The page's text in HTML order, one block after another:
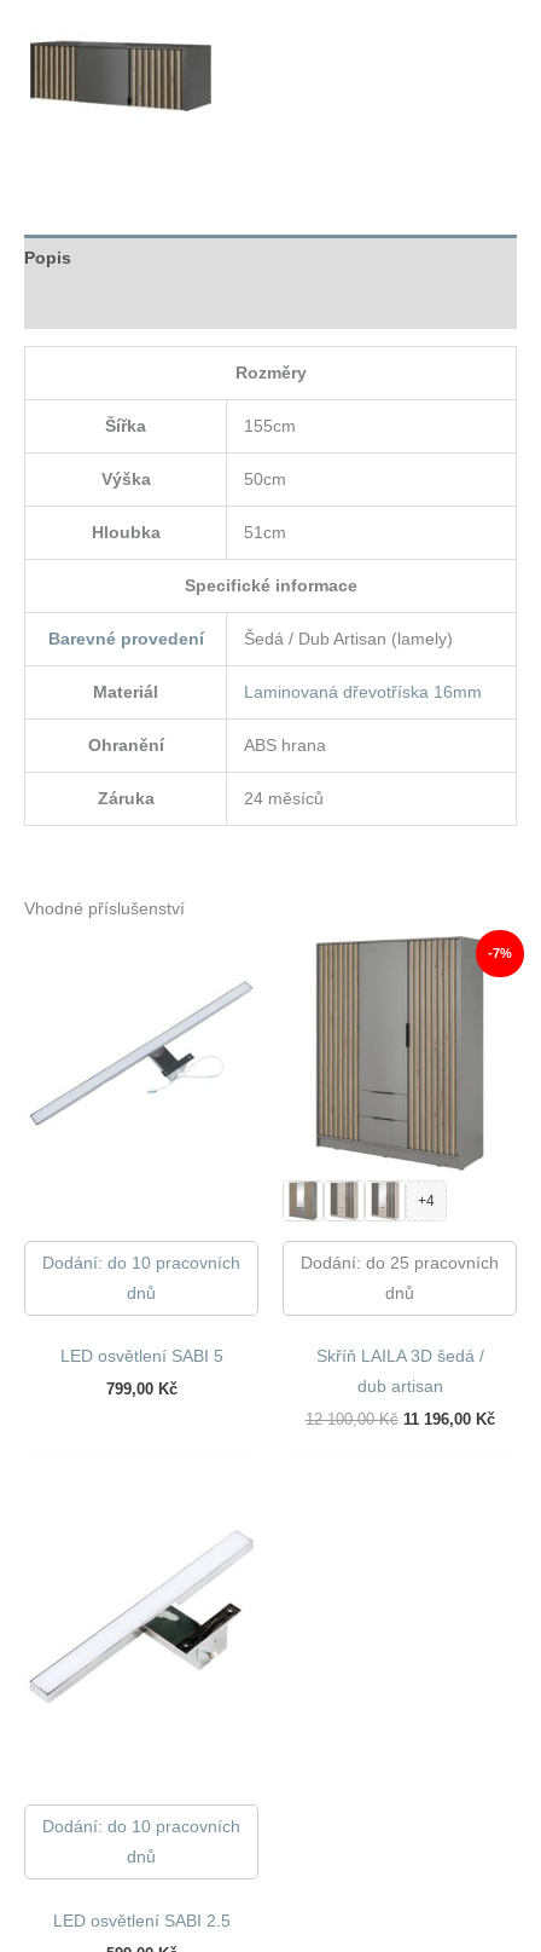
Popis
Rozměry
Šířka 155cm
Výška 50cm
Hloubka 51cm
Specifické informace
Barevné provedení Šedá / Dub Artisan (lamely)
Materiál Laminovaná dřevotříska 16mm
Ohranění ABS hrana
Záruka 24 měsíců
Vhodné příslušenství
Dodání: do 10 pracovních
dnů
LED osvětlení SABI 5
799,00 Kč
-7%
+4
Dodání: do 25 pracovních
dnů
Skříň LAILA 3D šedá /
dub artisan
12 100,00Kč Původní
11 196,00 Kč
Dodání: do 10 pracovních
dnů
LED osvětlení SABI 2.5